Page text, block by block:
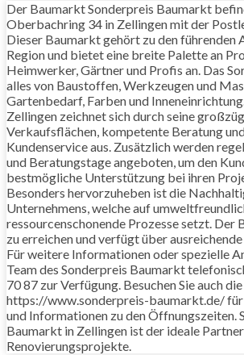
Der Baumarkt Sonderpreis Baumarkt
Oberbachring 34 in Zellingen mit der
Dieser Baumarkt gehört zu den führenden
Region und bietet eine breite Palette an
Heimwerker, Gärtner und Profis an. Das
alles von Baustoffen, Werkzeugen und
Gartenbedarf, Farben und
Zellingen zeichnet sich durch seine
Verkaufsflächen, kompetente Beratung
Kundenservice aus. Zusätzlich werden
und Beratungstage angeboten, um den
bestmögliche Unterstützung bei ihren
Besonders hervorzuheben ist die
Unternehmens, welche auf
ressourcenschonende Prozesse setzt. Der
zu erreichen und verfügt über
Für weitere Informationen oder spezielle
Team des Sonderpreis Baumarkt
70 87 zur Verfügung. Besuchen Sie auch
https://www.sonderpreis-baumarkt.de/
und Informationen zu den Öffnungszeiten.
Baumarkt in Zellingen ist der ideale
Renovierungsprojekte.